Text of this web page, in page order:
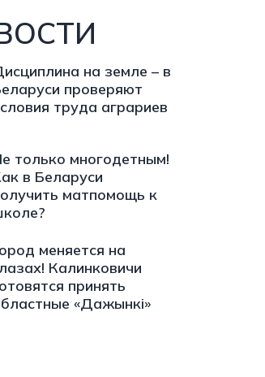
на земле – в
проверяют
труда аграриев
только многодетным!
в Беларуси
матпомощь к
меняется на
Калинковичи
принять
«Дажынкі»